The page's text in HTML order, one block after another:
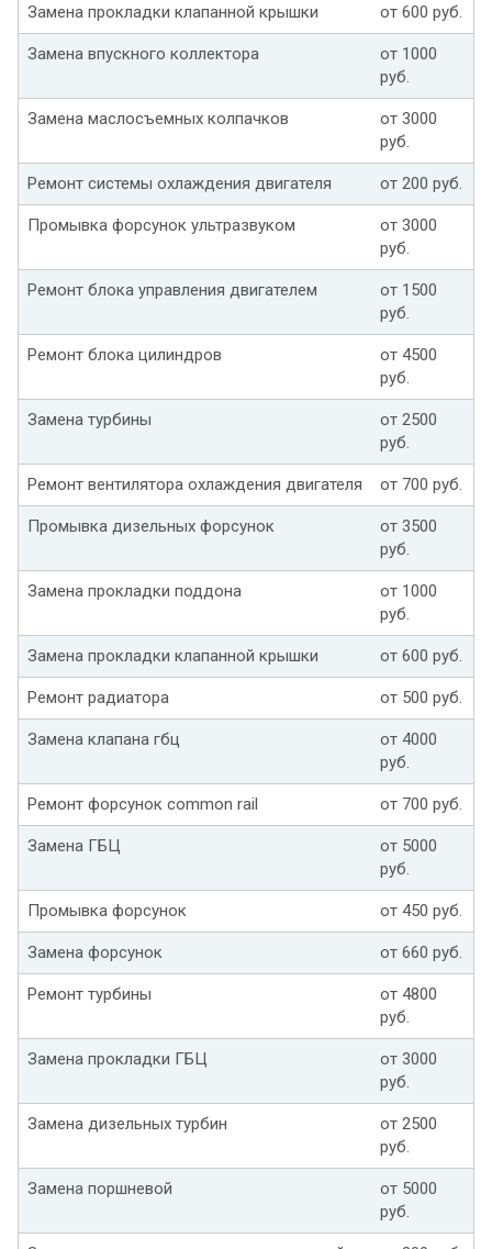
Замена прокладки клапанной крышки от 600 руб.
Замена впускного коллектора
от 1000
руб.
Замена маслосъемных колпачков
от 3000
руб.
Ремонт системы охлаждения двигателя от 200 руб.
Промывка форсунок ультразвуком
от 3000
руб.
Ремонт блока управления двигателем
от 1500
руб.
Ремонт блока цилиндров
от 4500
руб.
Замена турбины
от 2500
руб.
Ремонт вентилятора охлаждения двигателя от 700 руб.
Промывка дизельных форсунок
от 3500
руб.
Замена прокладки поддона
от 1000
руб.
Замена прокладки клапанной крышки от 600 руб.
Ремонт радиатора от 500 руб.
Замена клапана гбц
от 4000
руб.
Ремонт форсунок common rail от 700 руб.
Замена ГБЦ
от 5000
руб.
Промывка форсунок от 450 руб.
Замена форсунок от 660 руб.
Ремонт турбины
от 4800
руб.
Замена прокладки ГБЦ
от 3000
руб.
Замена дизельных турбин
от 2500
руб.
Замена поршневой
от 5000
руб.